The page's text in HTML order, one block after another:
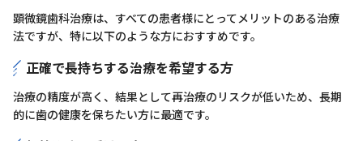
顕微鏡歯科治療は、すべての患者様にとってメリットのある治療
法ですが、特に以下のような方におすすめです。
正確で長持ちする治療を希望する方
治療の精度が高く、結果として再治療のリスクが低いため、長期
的に歯の健康を保ちたい方に最適です。